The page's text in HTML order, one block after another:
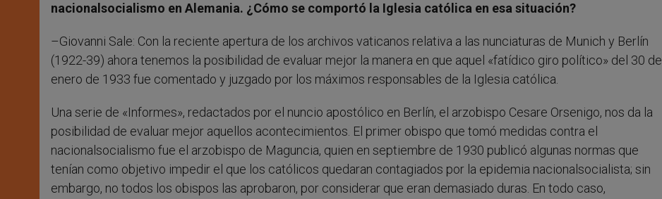
nacionalsocialismo en Alemania. ¿Cómo se comportó la Iglesia católica en esa situación?
–Giovanni Sale: Con la reciente apertura de los archivos vaticanos relativa a las nunciaturas de Munich y Berlín
(1922-39) ahora tenemos la posibilidad de evaluar mejor la manera en que aquel «fatídico giro político» del 30 de
enero de 1933 fue comentado y juzgado por los máximos responsables de la Iglesia católica.
Una serie de «Informes», redactados por el nuncio apostólico en Berlín, el arzobispo Cesare Orsenigo, nos da la
posibilidad de evaluar mejor aquellos acontecimientos. El primer obispo que tomó medidas contra el
nacionalsocialismo fue el arzobispo de Maguncia, quien en septiembre de 1930 publicó algunas normas que
tenían como objetivo impedir el que los católicos quedaran contagiados por la epidemia nacionalsocialista; sin
embargo, no todos los obispos las aprobaron, por considerar que eran demasiado duras. En todo caso,